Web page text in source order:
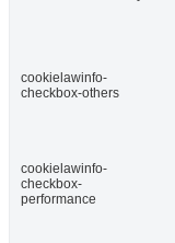
cookielawinfo-
checkbox-others
cookielawinfo-
checkbox-
performance